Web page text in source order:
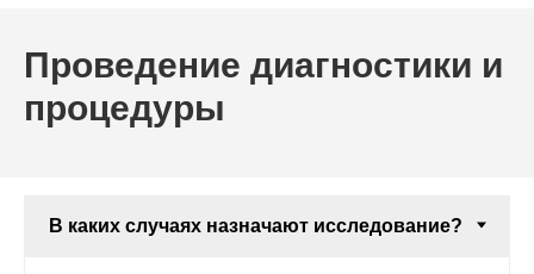
Проведение диагностики и
процедуры